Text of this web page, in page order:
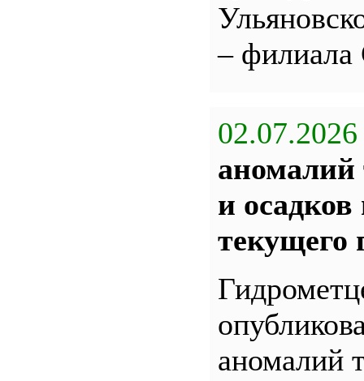
–
02.07.2026
аномалий
и
текущего
аномалий